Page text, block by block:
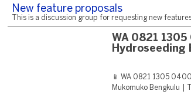
New feature proposals
This is a discussion group for requesting new
WA 0821
Hydroseeding
📱 WA 0821 1305
Mukomuko Bengkulu |